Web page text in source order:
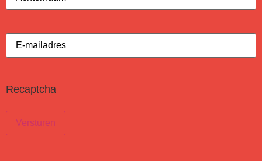
E-
mailadres(Vereist)
Recaptcha